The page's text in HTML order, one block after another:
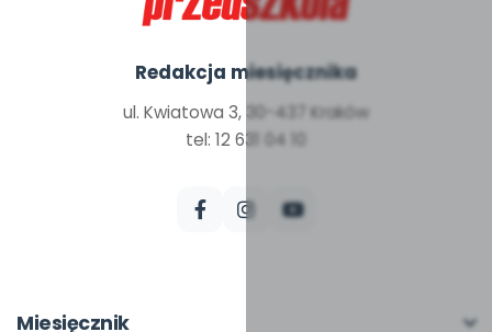
Redakcja miesięcznika
ul. Kwiatowa 3, 30-437 Kraków
tel: 12 631 04 10
Miesięcznik